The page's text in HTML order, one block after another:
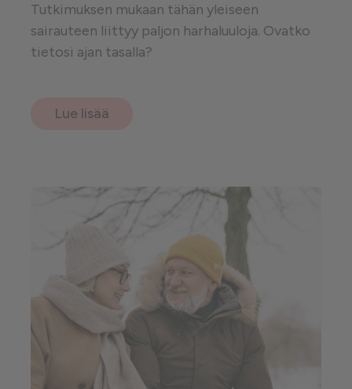
Tutkimuksen mukaan tähän yleiseen
sairauteen liittyy paljon harhaluuloja. Ovatko
tietosi ajan tasalla?
Lue lisää